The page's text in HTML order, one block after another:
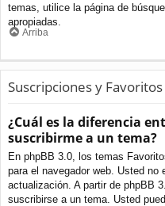
temas, utilice la página de
apropiadas.
Arriba
Suscripciones y Favoritos
¿Cuál es la diferencia
suscribirme a un tema?
En phpBB 3.0, los temas
para el navegador web. Usted no
actualización. A partir de phpBB
suscribirse a un tema. Usted